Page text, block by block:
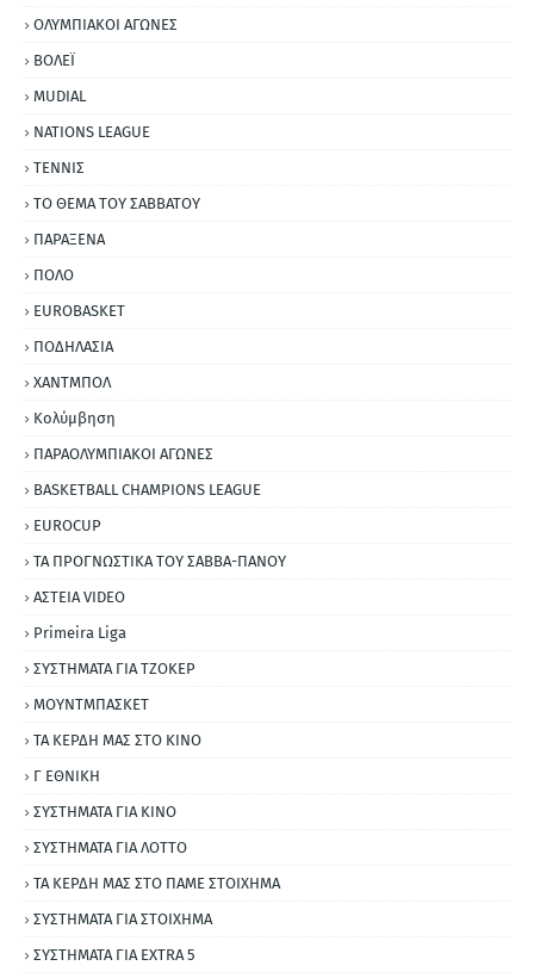
ΟΛΥΜΠΙΑΚΟΙ ΑΓΩΝΕΣ
ΒΟΛΕΪ
MUDIAL
NATIONS LEAGUE
ΤΕΝΝΙΣ
ΤΟ ΘΕΜΑ ΤΟΥ ΣΑΒΒΑΤΟΥ
ΠΑΡΑΞΕΝΑ
ΠΟΛΟ
EUROBASKET
ΠΟΔΗΛΑΣΙΑ
ΧΑΝΤΜΠΟΛ
Κολύμβηση
ΠΑΡΑΟΛΥΜΠΙΑΚΟΙ ΑΓΩΝΕΣ
BASKETBALL CHAMPIONS LEAGUE
EUROCUP
ΤΑ ΠΡΟΓΝΩΣΤΙΚΑ ΤΟΥ ΣΑΒΒΑ-ΠΑΝΟΥ
ΑΣΤΕΙΑ VIDEO
Primeira Liga
ΣΥΣΤΗΜΑΤΑ ΓΙΑ ΤΖΟΚΕΡ
ΜΟΥΝΤΜΠΑΣΚΕΤ
ΤΑ ΚΕΡΔΗ ΜΑΣ ΣΤΟ ΚΙΝΟ
Γ ΕΘΝΙΚΗ
ΣΥΣΤΗΜΑΤΑ ΓΙΑ ΚΙΝΟ
ΣΥΣΤΗΜΑΤΑ ΓΙΑ ΛΟΤΤΟ
ΤΑ ΚΕΡΔΗ ΜΑΣ ΣΤΟ ΠΑΜΕ ΣΤΟΙΧΗΜΑ
ΣΥΣΤΗΜΑΤΑ ΓΙΑ ΣΤΟΙΧΗΜΑ
ΣΥΣΤΗΜΑΤΑ ΓΙΑ ΕΧΤRΑ 5